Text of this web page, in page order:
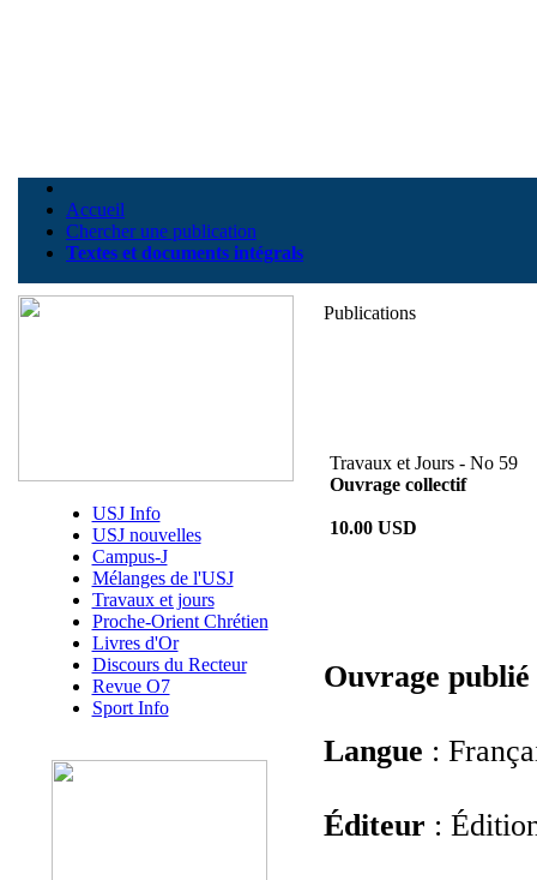
Accueil
Chercher une publication
Textes et documents intégrals
USJ Info
USJ nouvelles
Campus-J
Mélanges de l'USJ
Travaux et jours
Proche-Orient Chrétien
Livres d'Or
Discours du Recteur
Revue O7
Sport Info
Publications
Travaux et Jours - No 59
Ouvrage collectif
10.00 USD
Ouvrage publié
Langue :
Éditeur :